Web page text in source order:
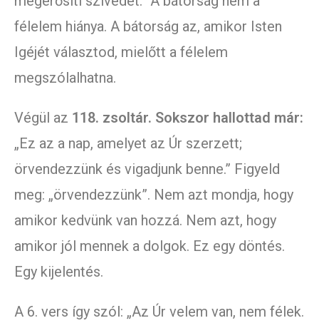
félelem hiánya. A bátorság az, amikor Isten
Igéjét választod, mielőtt a félelem
megszólalhatna.
Végül az 118. zsoltár. Sokszor hallottad már:
„Ez az a nap, amelyet az Úr szerzett;
örvendezzünk és vigadjunk benne.” Figyeld
meg: „örvendezzünk”. Nem azt mondja, hogy
amikor kedvünk van hozzá. Nem azt, hogy
amikor jól mennek a dolgok. Ez egy döntés.
Egy kijelentés.
A 6. vers így szól: „Az Úr velem van, nem félek.